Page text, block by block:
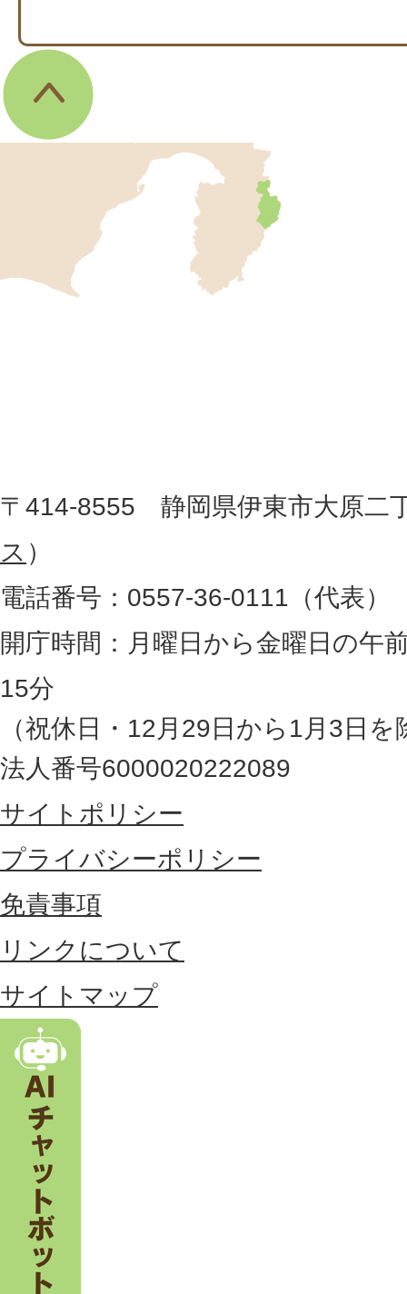
地
図
。
静
岡
県
の
最
東
部
に
位
置
す
る
市
。
所
〒414-8555 静岡県伊東市大原二
ス ）
電話番号：0557-36-0111（代表）
開庁時間：月曜日から金曜日の午
15分
（祝休日・12月29日から1月3日を
法人番号6000020222089
サイトポリシー
プライバシーポリシー
免責事項
リンクについて
サイトマップ